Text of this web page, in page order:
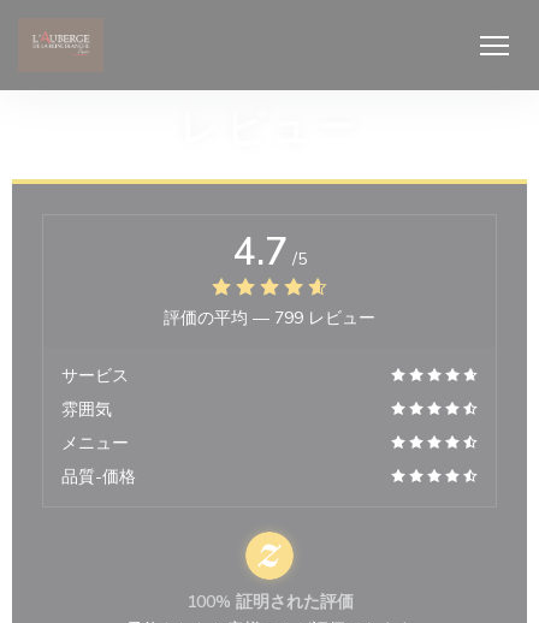
4.7 /5
評価の平均 — 799 レビュー
サービス
雰囲気
メニュー
品質-価格
100% 証明された評価